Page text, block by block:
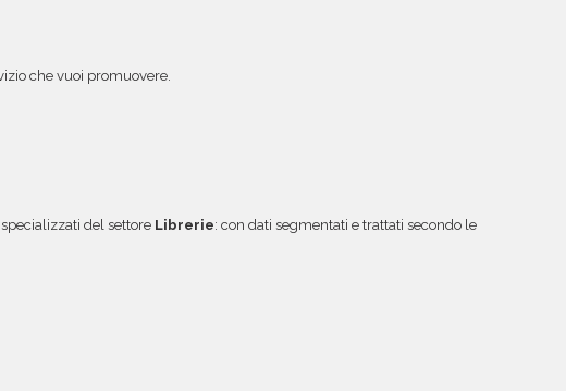
che vuoi promuovere.
del settore Librerie: con dati segmentati e trattati secondo le